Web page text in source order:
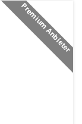
Premium Anbieter